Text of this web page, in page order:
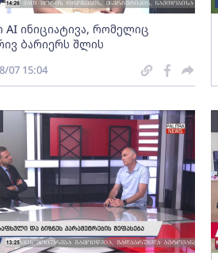
AI ინიციატივა, რომელიც
ბარიერს შლის
07 15:04